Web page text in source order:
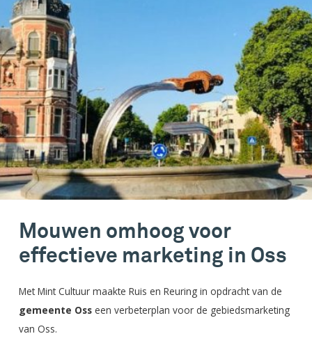
Mouwen omhoog voor
effectieve marketing in Oss
Met Mint Cultuur maakte Ruis en Reuring in opdracht van de
gemeente Oss een verbeterplan voor de gebiedsmarketing
van Oss.